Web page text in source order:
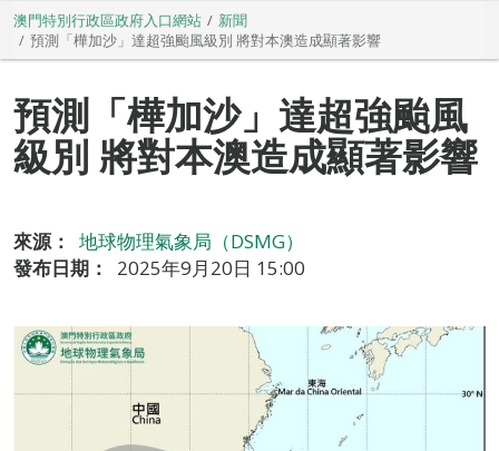
澳門特別行政區政府入口網站
新聞
預測「樺加沙」達超強颱風級別 將對本澳造成顯著影響
預測「樺加沙」達超強颱風
級別 將對本澳造成顯著影響
來源：
地球物理氣象局（DSMG）
發布日期：
2025年9月20日 15:00